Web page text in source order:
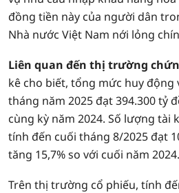
đồng tiền này của người dân
Nhà nước Việt Nam nới lỏng
Liên quan đến thị trường
kê cho biết, tổng mức huy
tháng năm 2025 đạt 394.300 tỷ
cùng kỳ năm 2024. Số lượng tài
tính đến cuối tháng 8/2025 đạt
tăng 15,7% so với cuối năm 2024.
Trên thị trường cổ phiếu, tính